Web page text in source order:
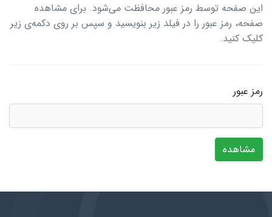
این صفحه توسط رمز عبور محافظت می‌شود. برای مشاهده
صفحه، رمز عبور را در فیلد زیر بنویسید و سپس بر روی دکمه‌ی زیر
کلیک کنید.
رمز عبور
مشاهده